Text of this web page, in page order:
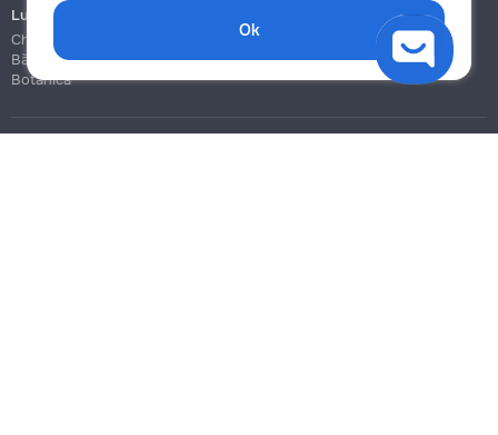
Ok
Lucrări de construcție și instalare
Chișinău
Bălți
Botanica